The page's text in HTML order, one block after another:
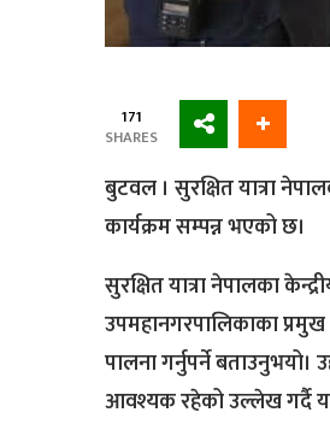
171
SHARES
बुटवल । सुरक्षित यात्रा
कार्यक्रम सम्पन्न भएको छ।
सुरक्षित यात्रा नेपालका
उपमहानगरपालिकाका
पालना गर्नुपर्ने
आवश्यक रहेको उल्लेख गर्दै यस